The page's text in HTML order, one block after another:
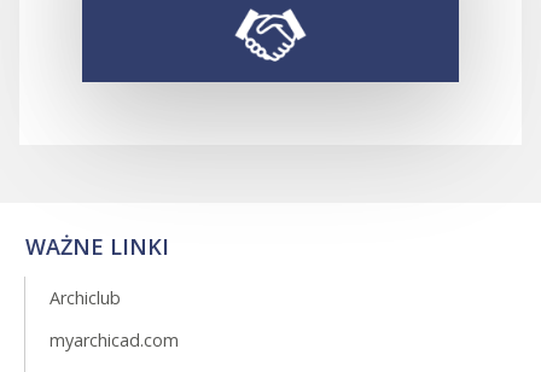
WAŻNE LINKI
Archiclub
myarchicad.com